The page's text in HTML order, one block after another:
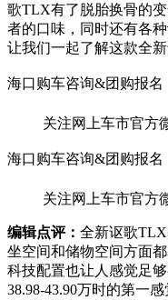
歌TLX有了脱胎换骨的
者的口味，同时还有各
让我们一起了解这款全新
海口购车咨询&团购报名
关注网上车市官方
海口购车咨询&团购报名
关注网上车市官方
编辑点评： 全新讴歌
坐空间和储物空间方面
科技配置也让人感觉足
38.98-43.90万时的第一